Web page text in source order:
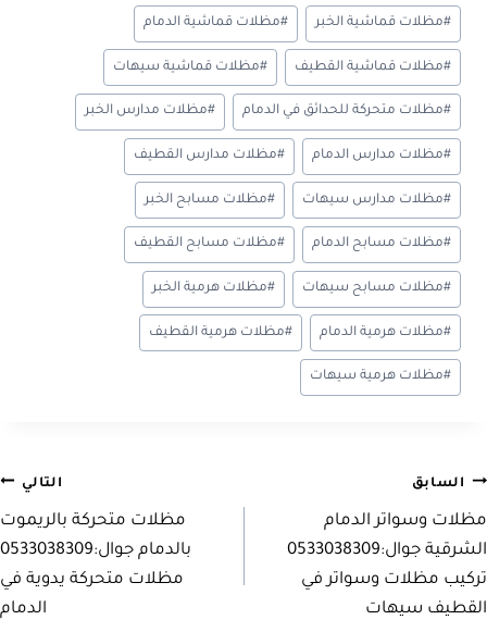
#مظلات قماشية الخبر #مظلات قماشية الدمام
#مظلات قماشية القطيف #مظلات قماشية سيهات
#مظلات متحركة للحدائق في الدمام #مظلات مدارس الخبر
#مظلات مدارس الدمام #مظلات مدارس القطيف
#مظلات مدارس سيهات #مظلات مسابح الخبر
#مظلات مسابح الدمام #مظلات مسابح القطيف
#مظلات مسابح سيهات #مظلات هرمية الخبر
#مظلات هرمية الدمام #مظلات هرمية القطيف
#مظلات هرمية سيهات
تصفّح
المقالات
السابق
مظلات وسواتر الدمام
الشرقية جوال:0533038309
تركيب مظلات وسواتر في
القطيف سيهات
التالي
مظلات متحركة بالريموت
بالدمام جوال:0533038309
مظلات متحركة يدوية في
الدمام